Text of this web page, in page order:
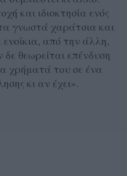
και ιδιοκτησία ενός
γνωστά χαράτσια και
από την άλλη,
θεωρείται επένδυση
χρήματά του σε ένα
κι αν έχει».